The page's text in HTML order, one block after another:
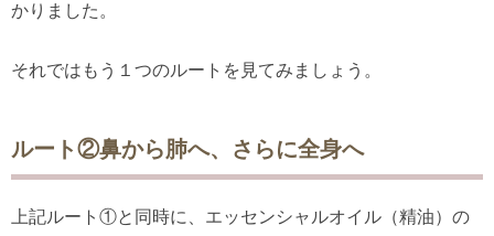
かりました。
それではもう１つのルートを見てみましょう。
ルート②鼻から肺へ、さらに全身へ
上記ルート①と同時に、エッセンシャルオイル（精油）の